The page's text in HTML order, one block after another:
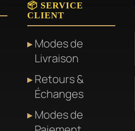
📦 SERVICE
CLIENT
Modes de
Livraison
Retours &
Échanges
Modes de